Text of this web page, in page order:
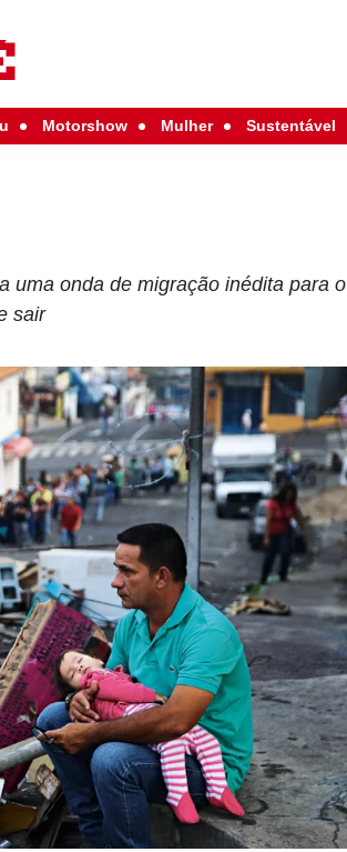
Motorshow Mulher Sustentável
uma onda de migração inédita para o
sair